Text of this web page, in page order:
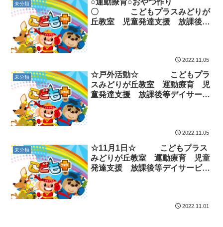
未分類
○運動療育○おやつ作り
〇 こどもプラスみどりが
丘教室 児童発達支援 放課後等
2022.11.05
未分類
☆戸外活動☆ こどもプラ
スみどりが丘教室 運動療育 児
童発達支援 放課後等デイサービ
2022.11.05
未分類
☆11月1日☆ こどもプラス
みどりが丘教室 運動療育 児童
発達支援 放課後等デイサービ
2022.11.01